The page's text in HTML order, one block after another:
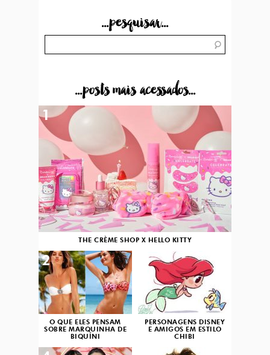
...pesquisar...
...posts mais acessados...
THE CRÈME SHOP X HELLO KITTY
1
O QUE ELES PENSAM
SOBRE MARQUINHA DE
BIQUÍNI
2
PERSONAGENS DISNEY
E AMIGOS EM ESTILO
CHIBI
3